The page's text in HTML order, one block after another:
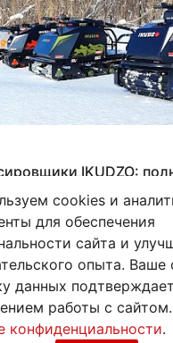
IKUDZO:
cookies и
для обеспечения
сайта и
опыта. Ваше
данных
работы с
конфиденциальности.